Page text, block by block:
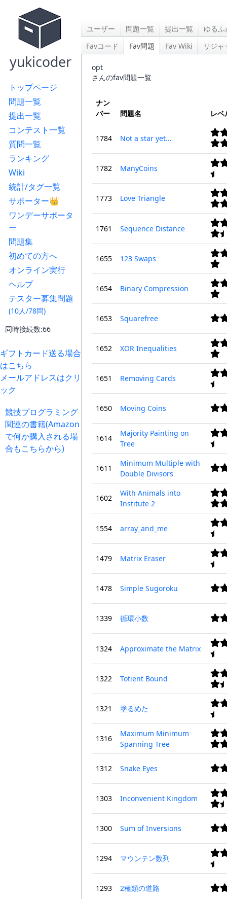
yukicoder
トップページ
問題一覧
提出一覧
コンテスト一覧
質問一覧
ランキング
Wiki
統計/タグ一覧
サポーター👑
ワンデーサポータ
ー
問題集
初めての方へ
オンライン実行
ヘルプ
テスター募集問題
(10人/78問)
同時接続数:66
ギフトカード送る場合
はこちら
メールアドレスはクリ
ック
競技プログラミング
関連の書籍(Amazon
で何か購入される場
合もこちらから)
ユーザー 問題一覧 提出一覧
ゆる
Favコード
Fav問題 Fav Wiki リジ
opt
さんのfav問題一覧
ナン
バー
問題名 レベ
1784 Not a star yet...
1782 ManyCoins
1773 Love Triangle
1761 Sequence Distance
1655 123 Swaps
1654 Binary Compression
1653 Squarefree
1652 XOR Inequalities
1651 Removing Cards
1650 Moving Coins
1614
Majority Painting on
Tree
1611
Minimum Multiple with
Double Divisors
1602
With Animals into
Institute 2
1554 array_and_me
1479 Matrix Eraser
1478 Simple Sugoroku
1339 循環小数
1324 Approximate the Matrix
1322 Totient Bound
1321 塗るめた
1316
Maximum Minimum
Spanning Tree
1312 Snake Eyes
1303 Inconvenient Kingdom
1300 Sum of Inversions
1294 マウンテン数列
1293 2種類の道路